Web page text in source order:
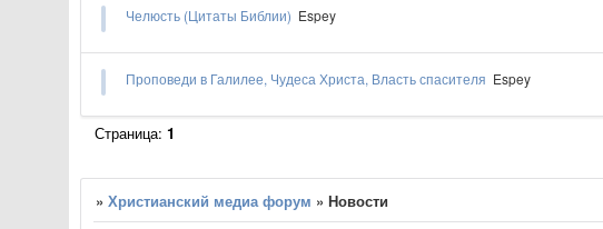
Челюсть (Цитаты Библии) Espey
Проповеди в Галилее, Чудеса Христа, Власть спасителя Espey
Страница:1
»Христианский медиа форум »Новости